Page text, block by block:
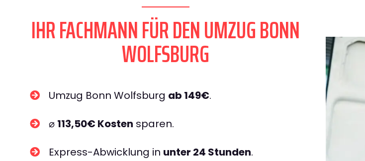
IHR FACHMANN FÜR DEN UMZUG BONN
WOLFSBURG
Umzug Bonn Wolfsburg ab 149€.
⌀ 113,50€ Kosten sparen.
Express-Abwicklung in unter 24 Stunden.